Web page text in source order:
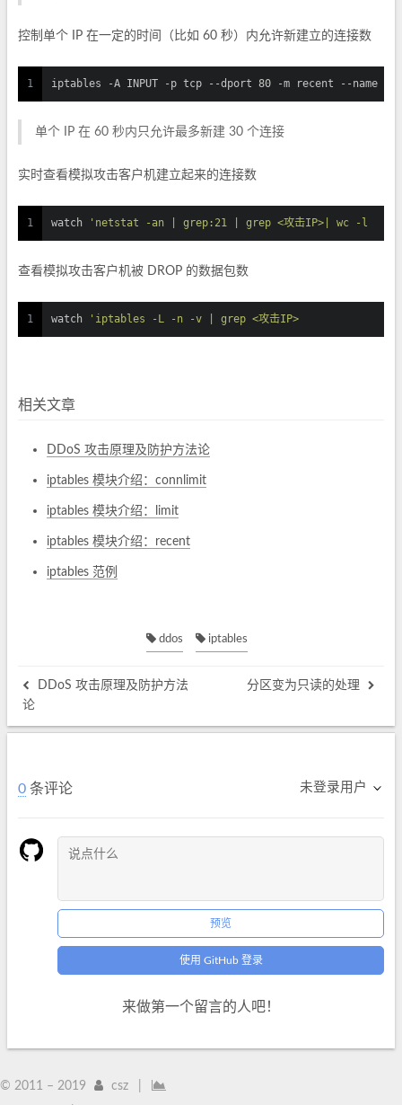
控制单个 IP 在一定的时间（比如 60 秒）内允许新建立的连接数
1 iptables -A INPUT -p tcp --dport 80 -m recent --name
单个 IP 在 60 秒内只允许最多新建 30 个连接
实时查看模拟攻击客户机建立起来的连接数
1 watch 'netstat -an | grep:21 | grep <攻击IP>| wc -l
查看模拟攻击客户机被 DROP 的数据包数
1 watch 'iptables -L -n -v | grep <攻击IP>
相关文章
DDoS 攻击原理及防护方法论
iptables 模块介绍：connlimit
iptables 模块介绍：limit
iptables 模块介绍：recent
iptables 范例
ddos iptables
DDoS 攻击原理及防护方法
论
分区变为只读的处理
0 条评论 未登录用户
预览
使用 GitHub 登录
来做第一个留言的人吧！
© 2011 – 2019 csz